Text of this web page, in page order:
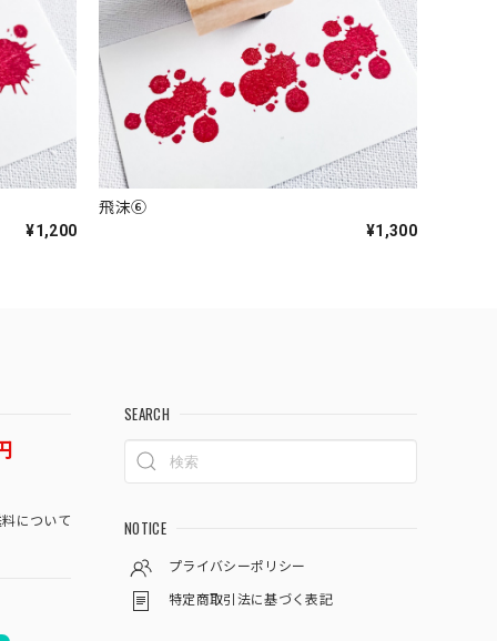
¥1,200
飛沫⑥
¥1,300
について
SEARCH
NOTICE
プライバシーポリシー
特定商取引法に基づく表記